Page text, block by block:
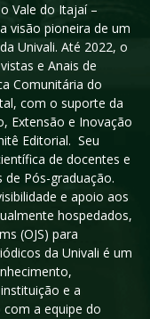
Vale do Itajaí –
visão pioneira de um
Univali. Até 2022, o
e Anais de
Comunitária do
com o suporte da
Extensão e Inovação
Editorial. Seu
de docentes e
Pós-graduação.
e apoio aos
hospedados,
(OJS) para
da Univali é um
e a
a equipe do